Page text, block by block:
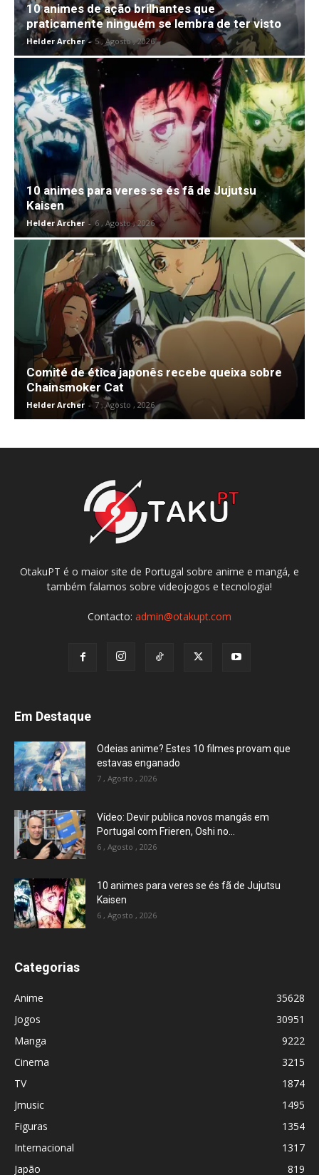
10 animes de ação brilhantes que
praticamente ninguém se lembra de ter visto
Helder Archer - 5 , Agosto , 2026
10 animes para veres se és fã de Jujutsu
Kaisen
Helder Archer - 6 , Agosto , 2026
Comité de ética japonês recebe queixa sobre
Chainsmoker Cat
Helder Archer - 7 , Agosto , 2026
OtakuPT é o maior site de Portugal sobre anime e mangá, e
também falamos sobre videojogos e tecnologia!
Contacto: admin@otakupt.com
Em Destaque
Odeias anime? Estes 10 filmes provam que
estavas enganado
7 , Agosto , 2026
Vídeo: Devir publica novos mangás em
Portugal com Frieren, Oshi no...
6 , Agosto , 2026
10 animes para veres se és fã de Jujutsu
Kaisen
6 , Agosto , 2026
Categorias
Anime
35628
Jogos
30951
Manga
9222
Cinema
3215
TV
1874
Jmusic
1495
Figuras
1354
Internacional
1317
Japão
819